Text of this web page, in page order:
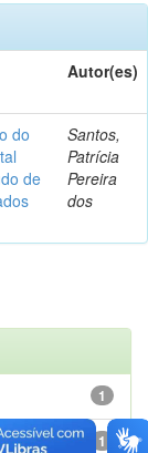
Autor(es)
do
de
Santos,
Patrícia
Pereira
dos
1
1